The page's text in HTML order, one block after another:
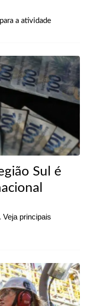
a atividade
Sul é
principais